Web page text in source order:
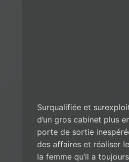
Surqualifiée et
d’un gros cabinet plus
porte de sortie
des affaires et réaliser
la femme qu’il a